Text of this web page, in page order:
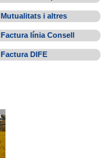
Mutualitats i altres
Factura línia Consell
Factura DIFE